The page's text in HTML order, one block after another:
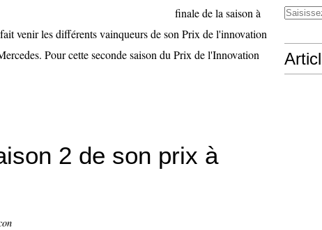
finale de la saison à
venir les différents vainqueurs de son Prix de l'innovation
Pour cette seconde saison du Prix de l'Innovation
2 de son prix à